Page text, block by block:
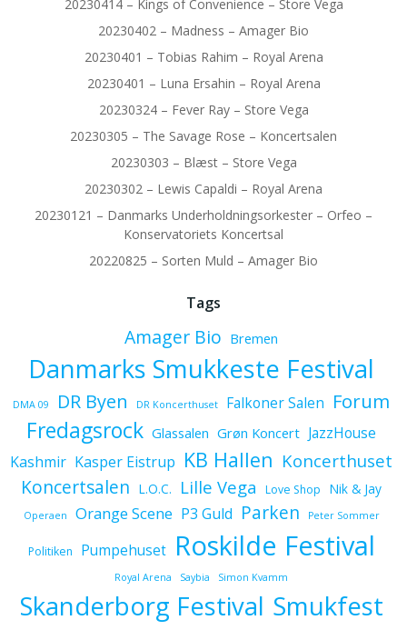
20230414 – Kings of Convenience – Store Vega
20230402 – Madness – Amager Bio
20230401 – Tobias Rahim – Royal Arena
20230401 – Luna Ersahin – Royal Arena
20230324 – Fever Ray – Store Vega
20230305 – The Savage Rose – Koncertsalen
20230303 – Blæst – Store Vega
20230302 – Lewis Capaldi – Royal Arena
20230121 – Danmarks Underholdningsorkester – Orfeo –
Konservatoriets Koncertsal
20220825 – Sorten Muld – Amager Bio
Tags
Amager Bio Bremen
Danmarks Smukkeste Festival
DMA 09 DR Byen DR Koncerthuset Falkoner Salen Forum
Fredagsrock Glassalen Grøn Koncert JazzHouse
Kashmir Kasper Eistrup KB Hallen Koncerthuset
Koncertsalen L.O.C. Lille Vega Love Shop Nik & Jay
Operaen Orange Scene P3 Guld Parken Peter Sommer
Politiken Pumpehuset Roskilde Festival
Royal Arena Saybia Simon Kvamm
Skanderborg Festival Smukfest